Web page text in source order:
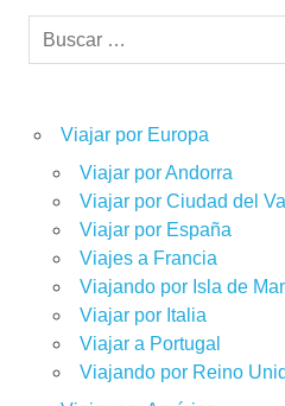
Buscar:
Viajar por Europa
Viajar por Andorra
Viajar por Ciudad del
Viajar por España
Viajes a Francia
Viajando por Isla de
Viajar por Italia
Viajar a Portugal
Viajando por Reino